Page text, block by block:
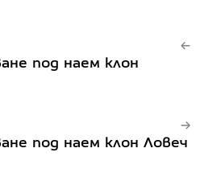
под наем клон
под наем клон Ловеч